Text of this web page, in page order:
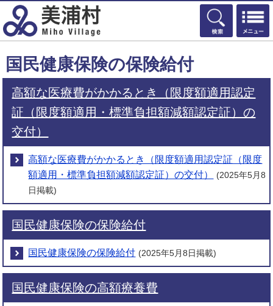
検索
国民健康保険の保険給付
高額な医療費がかかるとき（限度額適用認定
証（限度額適用・標準負担額減額認定証）の
交付）
高額な医療費がかかるとき（限度額適用認定証（限度
額適用・標準負担額減額認定証）の交付）
(2025年5月8
日掲載)
国民健康保険の保険給付
国民健康保険の保険給付 (2025年5月8日掲載)
国民健康保険の高額療養費